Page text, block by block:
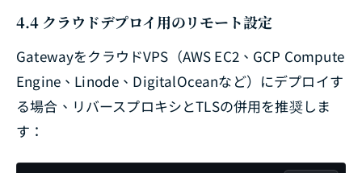
4.4 クラウドデプロイ用のリモート設定
GatewayをクラウドVPS（AWS EC2、GCP Compute
Engine、Linode、DigitalOceanなど）にデプロイす
る場合、リバースプロキシとTLSの併用を推奨しま
す：